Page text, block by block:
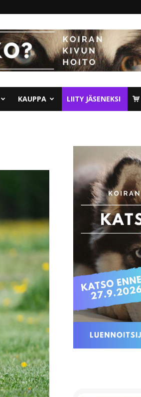
KAUPPA LIITY JÄSENEKSI